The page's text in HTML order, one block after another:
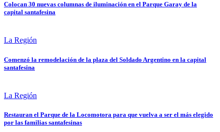
Colocan 30 nuevas columnas de iluminación en el Parque Garay de la
capital santafesina
La Región
Comenzó la remodelación de la plaza del Soldado Argentino en la capital
santafesina
La Región
Restauran el Parque de la Locomotora para que vuelva a ser el más elegido
por las familias santafesinas